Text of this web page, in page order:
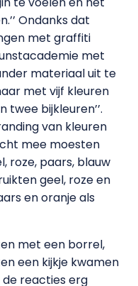
Ondanks dat
met graffiti
met
materiaal uit te
met vijf kleuren
bijkleuren’’.
van kleuren
mee moesten
roze, paars, blauw
geel, roze en
en oranje als
met een borrel,
een kijkje kwamen
de reacties erg